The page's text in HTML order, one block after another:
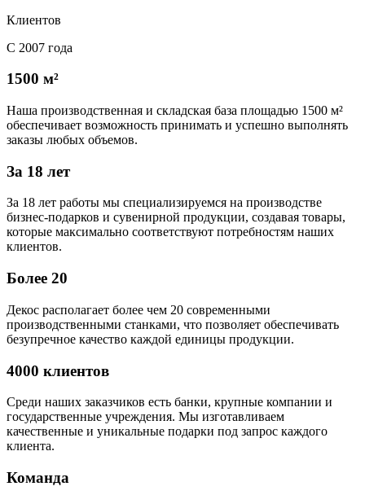
Клиентов
С 2007 года
1500 м²
Наша производственная и складская база площадью 1500 м²
обеспечивает возможность принимать и успешно выполнять
заказы любых объемов.
За 18 лет
За 18 лет работы мы специализируемся на производстве
бизнес-подарков и сувенирной продукции, создавая товары,
которые максимально соответствуют потребностям наших
клиентов.
Более 20
Декос располагает более чем 20 современными
производственными станками, что позволяет обеспечивать
безупречное качество каждой единицы продукции.
4000 клиентов
Среди наших заказчиков есть банки, крупные компании и
государственные учреждения. Мы изготавливаем
качественные и уникальные подарки под запрос каждого
клиента.
Команда